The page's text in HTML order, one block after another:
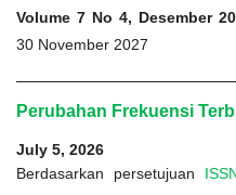
Volume 7 No 4, Desember
30 November 2027
Perubahan Frekuensi
July 5, 2026
Berdasarkan persetujuan